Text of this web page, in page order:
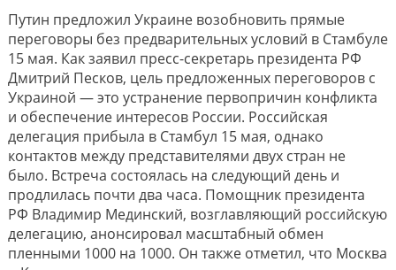
Путин предложил Украине возобновить прямые
переговоры без предварительных условий в Стамбуле
15 мая. Как заявил пресс-секретарь президента РФ
Дмитрий Песков, цель предложенных переговоров с
Украиной — это устранение первопричин конфликта
и обеспечение интересов России. Российская
делегация прибыла в Стамбул 15 мая, однако
контактов между представителями двух стран не
было. Встреча состоялась на следующий день и
продлилась почти два часа. Помощник президента
РФ Владимир Мединский, возглавляющий российскую
делегацию, анонсировал масштабный обмен
пленными 1000 на 1000. Он также отметил, что Москва